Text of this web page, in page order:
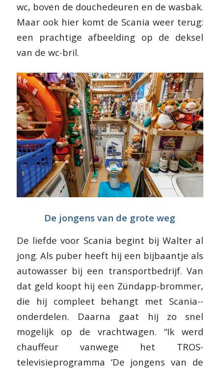
wc, boven de douchedeuren en de wasbak.
Maar ook hier komt de Scania weer terug:
een prachtige afbeelding op de deksel
van de wc-bril.
De jongens van de grote weg
De liefde voor Scania begint bij Walter al
jong. Als puber heeft hij een bijbaantje als
autowasser bij een transportbedrijf. Van
dat geld koopt hij een Zündapp-brommer,
die hij compleet behangt met Scania-­
onderdelen. Daarna gaat hij zo snel
mogelijk op de vrachtwagen. “Ik werd
chauffeur vanwege het TROS-
televisieprogramma ‘De jongens van de